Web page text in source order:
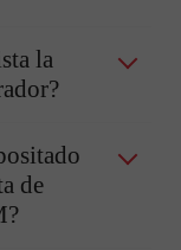
la
de